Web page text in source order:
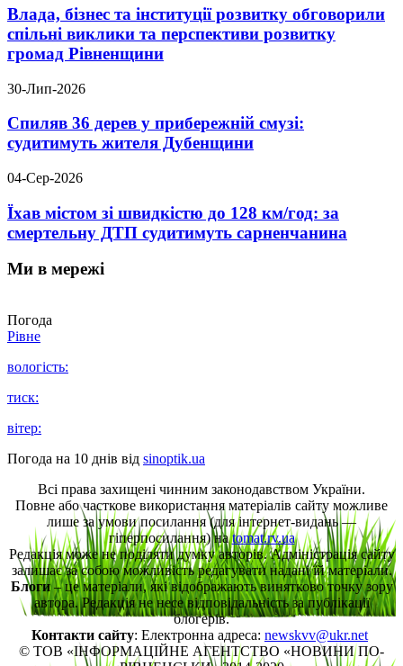
Влада, бізнес та інституції розвитку обговорили
спільні виклики та перспективи розвитку
громад Рівненщини
30-Лип-2026
Спиляв 36 дерев у прибережній смузі:
судитимуть жителя Дубенщини
04-Сер-2026
Їхав містом зі швидкістю до 128 км/год: за
смертельну ДТП судитимуть сарненчанина
Ми в мережі
Погода
Рівне
вологість:
тиск:
вітер:
Погода на 10 днів від sinoptik.ua
Всі права захищені чинним законодавством України.
Повне або часткове використання матеріалів сайту можливе
лише за умови посилання (для інтернет-видань —
гіперпосилання) наtomat.rv.ua
Редакція може не поділяти думку авторів. Адміністрація сайту
залишає за собою можливість редагувати надані їй матеріали.
Блоги– це матеріали, які відображають винятково точку зору
автора. Редакція не несе відповідальність за публікації
блогерів.
Контакти сайту: Електронна адреса: newskvv@ukr.net
© ТОВ «ІНФОРМАЦІЙНЕ АГЕНТСТВО «НОВИНИ ПО-